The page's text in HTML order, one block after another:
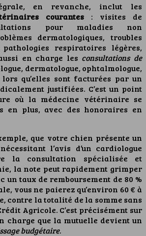
en revanche, inclut les
courantes : visites de
pour maladies non
dermatologiques, troubles
respiratoires légères,
en charge les consultations de
dermatologue, ophtalmologue,
qu’elles sont facturées par un
justifiées. C’est un point
où la médecine vétérinaire se
en plus, avec des honoraires en
que votre chien présente un
l’avis d’un cardiologue
la consultation spécialisée et
la note peut rapidement grimper
un taux de remboursement de 80 %
vous ne paierez qu’environ 60 € à
contre la totalité de la somme sans
Agricole. C’est précisément sur
charge que la mutuelle devient un
budgétaire.